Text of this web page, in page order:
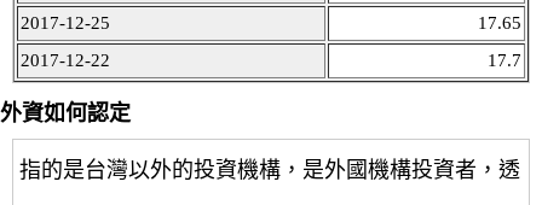
2017-12-25
17.65
2017-12-22
17.7
外資如何認定
指的是台灣以外的投資機構，是外國機構投資者，透